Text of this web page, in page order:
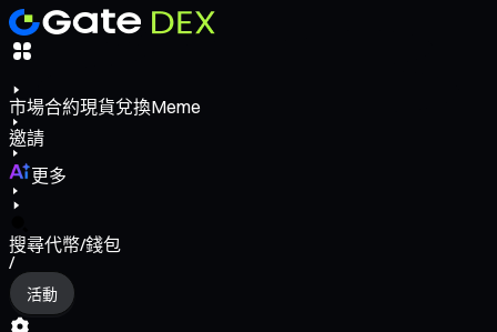
市場合約現貨兌換Meme
邀請
更多
搜尋代幣/錢包
/
活動